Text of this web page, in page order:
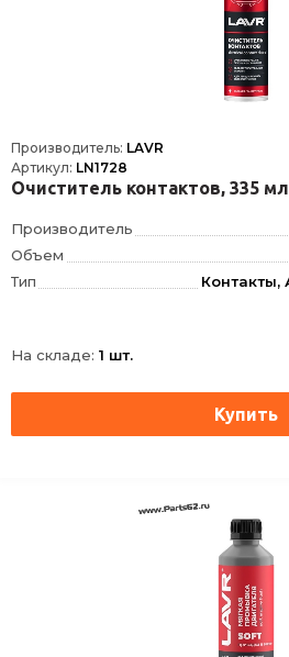
Производитель: LAVR
Артикул: LN1728
Очиститель контактов, 335 мл
Производитель
Объем
Тип
Ширина
Условия хранения
Толщина упаковки, мм
На складе: 1 шт.